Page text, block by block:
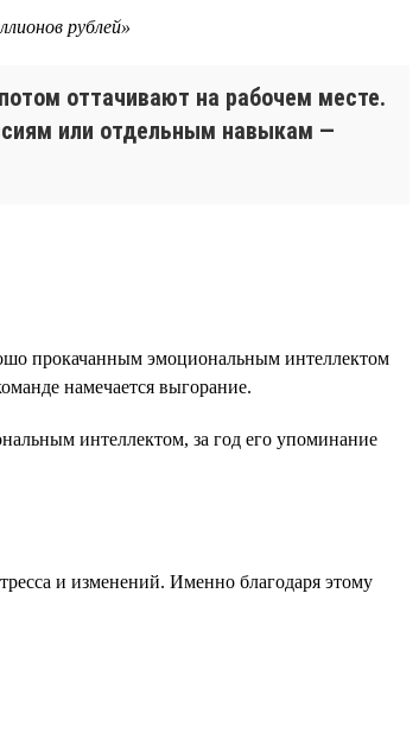
рублей»
оттачивают на рабочем месте.
или отдельным навыкам —
прокачанным эмоциональным интеллектом
намечается выгорание.
интеллектом, за год его упоминание
и изменений. Именно благодаря этому